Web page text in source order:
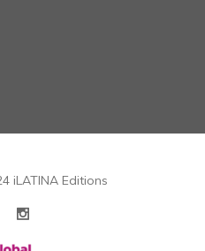
iLATINA Editions